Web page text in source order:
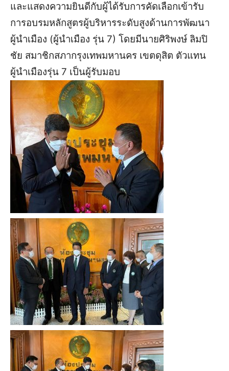
และแสดงความยินดีกับผู้ได้รับการคัดเลือกเข้ารับ
การอบรมหลักสูตรผู้บริหารระดับสูงด้านการพัฒนา
ผู้นำเมือง (ผู้นำเมือง รุ่น 7) โดยมีนายศิริพงษ์ ลิมปิ
ชัย สมาชิกสภากรุงเทพมหานคร เขตดุสิต ตัวแทน
ผู้นำเมืองรุ่น 7 เป็นผู้รับมอบ